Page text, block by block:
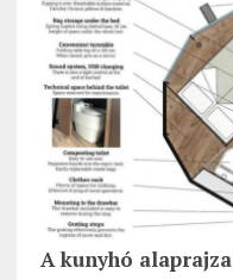
A kunyhó alaprajza